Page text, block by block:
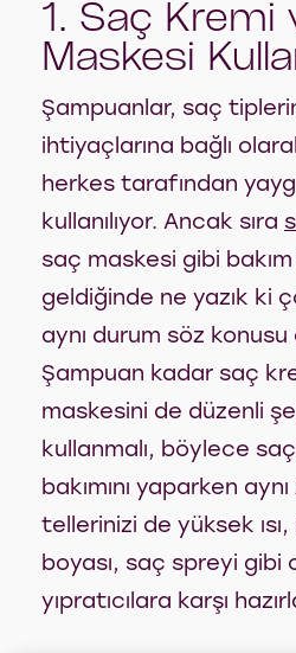
1. Saç Kremi
Maskesi
Şampuanlar, saç
ihtiyaçlarına bağlı
herkes tarafından
kullanılıyor. Ancak sıra
saç maskesi gibi
geldiğinde ne yazık ki
aynı durum söz konusu
Şampuan kadar saç
maskesini de düzenli
kullanmalı, böylece
bakımını yaparken
tellerinizi de yüksek
boyası, saç spreyi gibi
yıpratıcılara karşı